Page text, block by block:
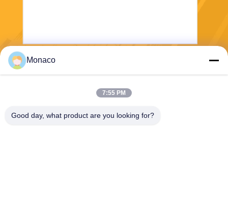
Monaco
7:55 PM
Good day, what product are you looking for?